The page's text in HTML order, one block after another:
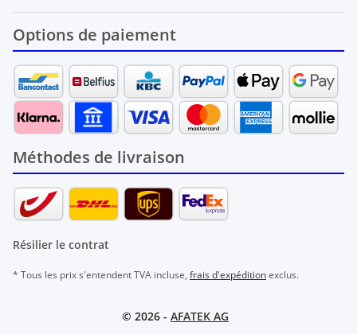
Options de paiement
Méthodes de livraison
Résilier le contrat
* Tous les prix s'entendent TVA incluse, frais d'expéditionexclus.
© 2026 - AFATEK AG